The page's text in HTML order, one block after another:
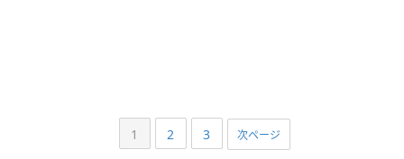
1 2 3 次ページ